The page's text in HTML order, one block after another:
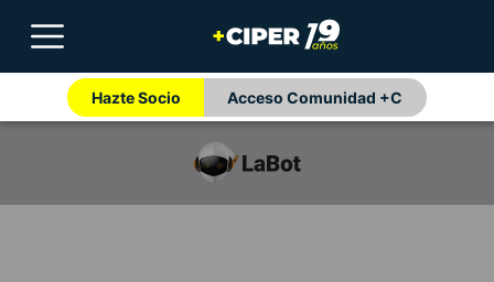
Hazte Socio Acceso Comunidad +C